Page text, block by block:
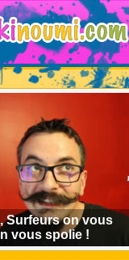
Surfeurs on vous
vous spolie !